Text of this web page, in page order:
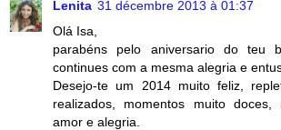
Lenita 31 décembre 2013 à 01:37
Olá Isa,
parabéns pelo aniversario do teu
continues com a mesma alegria e
Desejo-te um 2014 muito feliz,
realizados, momentos muito
amor e alegria.